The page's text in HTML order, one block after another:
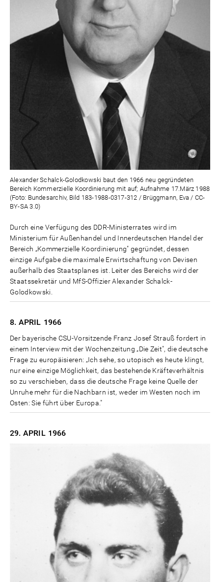
Alexander Schalck-Golodkowski baut den 1966 neu gegründeten
Bereich Kommerzielle Koordinierung mit auf; Aufnahme 17.März 1988
(Foto: Bundesarchiv, Bild 183-1988-0317-312 / Brüggmann, Eva / CC-
BY-SA 3.0)
Durch eine Verfügung des DDR-Ministerrates wird im
Ministerium für Außenhandel und Innerdeutschen Handel der
Bereich „Kommerzielle Koordinierung" gegründet, dessen
einzige Aufgabe die maximale Erwirtschaftung von Devisen
außerhalb des Staatsplanes ist. Leiter des Bereichs wird der
Staatssekretär und MfS-Offizier Alexander Schalck-
Golodkowski.
8. APRIL 1966
Der bayerische CSU-Vorsitzende Franz Josef Strauß fordert in
einem Interview mit der Wochenzeitung „Die Zeit", die deutsche
Frage zu europäisieren: „Ich sehe, so utopisch es heute klingt,
nur eine einzige Möglichkeit, das bestehende Kräfteverhältnis
so zu verschieben, dass die deutsche Frage keine Quelle der
Unruhe mehr für die Nachbarn ist, weder im Westen noch im
Osten: Sie führt über Europa."
29. APRIL 1966